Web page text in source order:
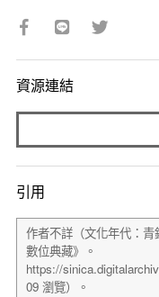
資源連結
引用